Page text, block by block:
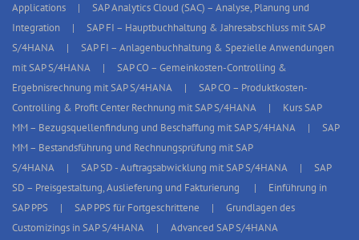
Applications
SAP Analytics Cloud (SAC) – Analyse, Planung und
Integration
SAP FI – Hauptbuchhaltung & Jahresabschluss mit SAP
S/4HANA
SAP FI – Anlagenbuchhaltung & Spezielle Anwendungen
mit SAP S/4HANA
SAP CO – Gemeinkosten-Controlling &
Ergebnisrechnung mit SAP S/4HANA
SAP CO – Produktkosten-
Controlling & Profit Center Rechnung mit SAP S/4HANA
Kurs SAP
MM – Bezugsquellenfindung und Beschaffung mit SAP S/4HANA
SAP
MM – Bestandsführung und Rechnungsprüfung mit SAP
S/4HANA
SAP SD - Auftragsabwicklung mit SAP S/4HANA
SAP
SD – Preisgestaltung, Auslieferung und Fakturierung
Einführung in
SAP PPS
SAP PPS für Fortgeschrittene
Grundlagen des
Customizings in SAP S/4HANA
Advanced SAP S/4HANA